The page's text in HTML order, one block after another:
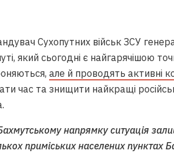
Сухопутних військ ЗСУ
який сьогодні є найгарячішою
але й проводять активні
час та знищити найкращі
напрямку ситуація
приміських населених пунктах